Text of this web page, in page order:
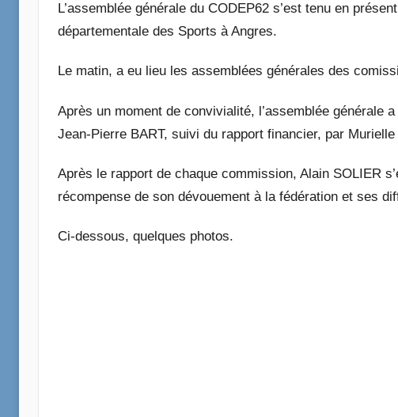
de-
Calais
L’assemblée générale du CODEP62 s’est tenu en
départementale des Sports à Angres.
Le matin, a eu lieu les assemblées générales des
Après un moment de convivialité, l’assemblée générale
Jean-Pierre BART, suivi du rapport financier, par Murielle
Après le rapport de chaque commission, Alain SOLIER
récompense de son dévouement à la fédération et ses
Ci-dessous, quelques photos.